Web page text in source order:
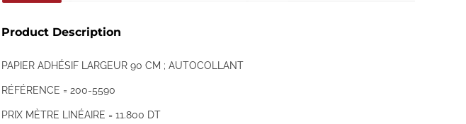
Product Description
PAPIER ADHÉSIF LARGEUR 90 CM ; AUTOCOLLANT
RÉFÉRENCE = 200-5590
PRIX MÈTRE LINÉAIRE = 11.800 DT